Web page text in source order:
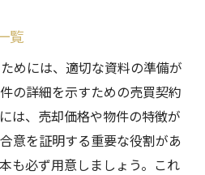
覧
めには、適切な資料の準備が
の詳細を示すための売買契約
は、売却価格や物件の特徴が
意を証明する重要な役割があ
も必ず用意しましょう。これ